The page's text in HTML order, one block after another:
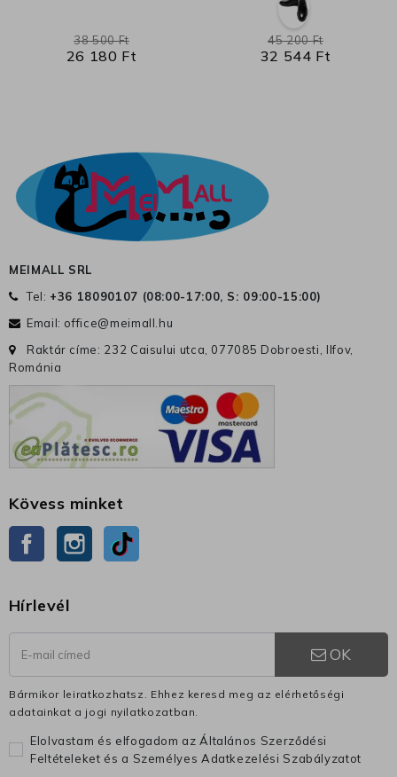
26 180 Ft
38 500 Ft
32 544 Ft
45 200 Ft
MEIMALL SRL
Tel: +36 18090107 (08:00-17:00, S: 09:00-15:00)
Email: office@meimall.hu
Raktár címe: 232 Caisului utca, 077085 Dobroesti, Ilfov,
Románia
Kövess minket
Facebook Instagram
Hírlevél
OK
Bármikor leiratkozhatsz. Ehhez keresd meg az elérhetőségi
adatainkat a jogi nyilatkozatban.
Elolvastam és elfogadom az Általános Szerződési
Feltételeket és a Személyes Adatkezelési Szabályzatot